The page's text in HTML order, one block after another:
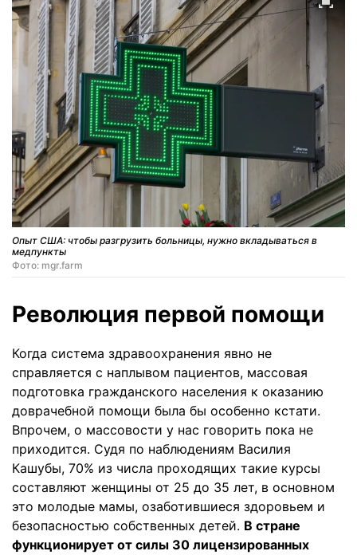
Опыт США: чтобы разгрузить больницы, нужно вкладываться в
медпункты
Фото: mgr.farm
Революция первой помощи
Когда система здравоохранения явно не
справляется с наплывом пациентов, массовая
подготовка гражданского населения к оказанию
доврачебной помощи была бы особенно кстати.
Впрочем, о массовости у нас говорить пока не
приходится. Судя по наблюдениям Василия
Кашубы, 70% из числа проходящих такие курсы
составляют женщины от 25 до 35 лет, в основном
это молодые мамы, озаботившиеся здоровьем и
безопасностью собственных детей. В стране
функционирует от силы 30 лицензированных